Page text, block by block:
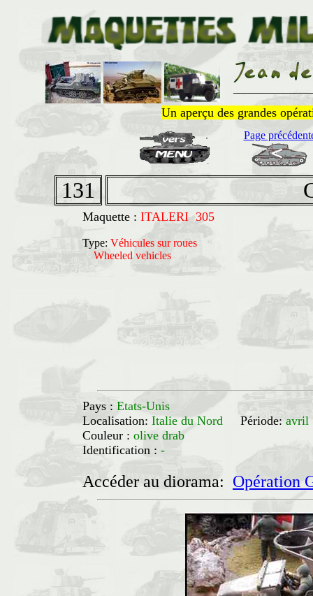
Un aperçu des grandes
Page
131
Maquette : ITALERI 305
Type: Véhicules sur roues
Wheeled vehicles
Pays : Etats-Unis
Localisation: Italie du Nord Période: avril
Couleur : olive drab
Identification : -
Accéder au diorama: Opération